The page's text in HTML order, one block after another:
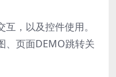
，以及控件使用。
、页面DEMO跳转关